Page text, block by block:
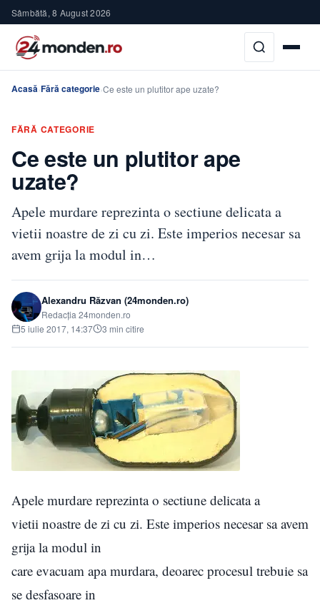
Sâmbătă, 8 August 2026
Acasă›Fără categorie›Ce este un plutitor ape uzate?
FĂRĂ CATEGORIE
Ce este un plutitor ape
uzate?
Apele murdare reprezinta o sectiune delicata a
vietii noastre de zi cu zi. Este imperios necesar sa
avem grija la modul in…
Alexandru Răzvan (24monden.ro)
Redacția 24monden.ro
5 iulie 2017, 14:37
3 min citire
Apele murdare reprezinta o sectiune delicata a
vietii noastre de zi cu zi. Este imperios necesar sa avem
grija la modul in
care evacuam apa murdara, deoarec procesul trebuie sa
se desfasoare in